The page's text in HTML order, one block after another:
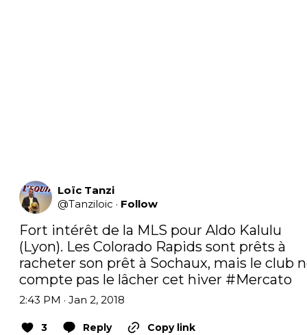
Loïc Tanzi
@Tanziloic · Follow
Fort intérêt de la MLS pour Aldo Kalulu
(Lyon). Les Colorado Rapids sont prêts à
racheter son prêt à Sochaux, mais le club
compte pas le lâcher cet hiver #Mercato
2:43 PM · Jan 2, 2018
3 Reply
Copy link